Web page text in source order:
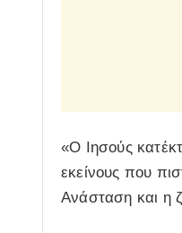
«Ο Ιησούς
εκείνους που
Ανάσταση και η